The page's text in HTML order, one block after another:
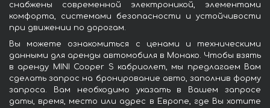
снабжены современной электроникой, элементами
комфорта, системами безопасности и устойчивости
при движении по дорогам.
Вы можете ознакомиться с ценами и техническими
данными для аренды автомобиля в Монако. Чтобы взять
в аренду MINI Cooper S кабриолет, мы предлагаем Вам
сделать запрос на бронирование авто, заполнив форму
запроса. Вам необходимо указать в Вашем запросе
даты, время, место или адрес в Европе, где Вы хотите